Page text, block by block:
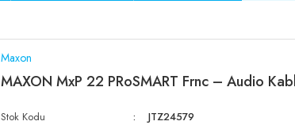
Maxon
MAXON MxP 22 PRoSMART Frnc – Audio
Stok Kodu
JTZ24579